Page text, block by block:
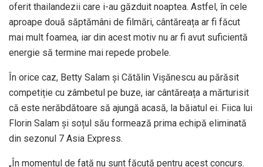
oferit thailandezii care i-au găzduit noaptea. Astfel, în cele
aproape două săptămâni de filmări, cântăreața ar fi făcut
mai mult foamea, iar din acest motiv nu ar fi avut suficientă
energie să termine mai repede probele.
În orice caz, Betty Salam și Cătălin Vișănescu au părăsit
competiție cu zâmbetul pe buze, iar cântăreața a mărturisit
că este nerăbdătoare să ajungă acasă, la băiatul ei. Fiica lui
Florin Salam și soțul său formează prima echipă eliminată
din sezonul 7 Asia Express.
„În momentul de față nu sunt făcută pentru acest concurs.